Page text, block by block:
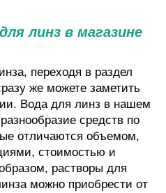
линз в магазине
переходя в раздел
же можете заметить
Вода для линз в нашем
средств по
отличаются объемом,
стоимостью и
растворы для
можно приобрести от